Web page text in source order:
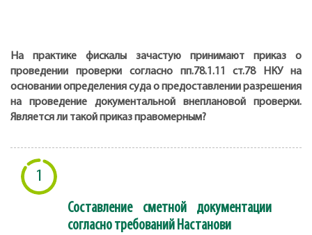
На практике фискалы зачастую принимают приказ о
проведении проверки согласно пп.78.1.11 ст.78 НКУ на
основании определения суда о предоставлении разрешения
на проведение документальной внеплановой проверки.
Является ли такой приказ правомерным?
1
Составление сметной документации
согласно требований Настанови